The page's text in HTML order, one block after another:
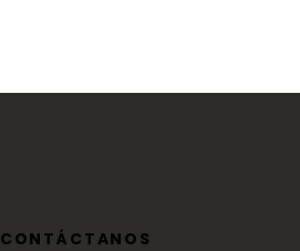
CONTÁCTANOS